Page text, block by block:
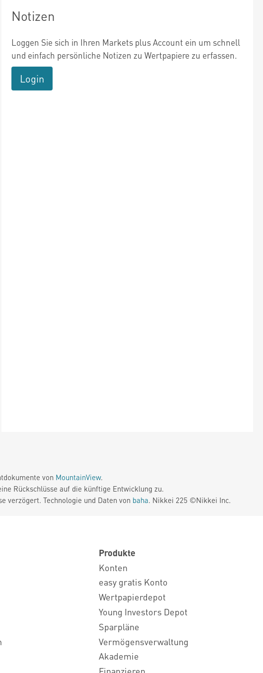
Notizen
Loggen Sie sich in Ihren Markets plus Account ein um schnell
und einfach persönliche Notizen zu Wertpapiere zu erfassen.
Login
von MountainView.
Rückschlüsse auf die künftige Entwicklung zu.
verzögert. Technologie und Daten von baha. Nikkei 225 ©Nikkei Inc.
Produkte
Konten
easy gratis Konto
Wertpapierdepot
Young Investors Depot
Sparpläne
Vermögensverwaltung
Akademie